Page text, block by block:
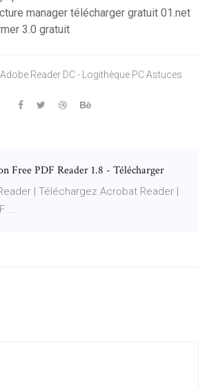
manager télécharger gratuit 01.net
3.0 gratuit
Reader DC - Logithèque PC Astuces
Free PDF Reader 1.8 - Télécharger
| Téléchargez Acrobat Reader |
...